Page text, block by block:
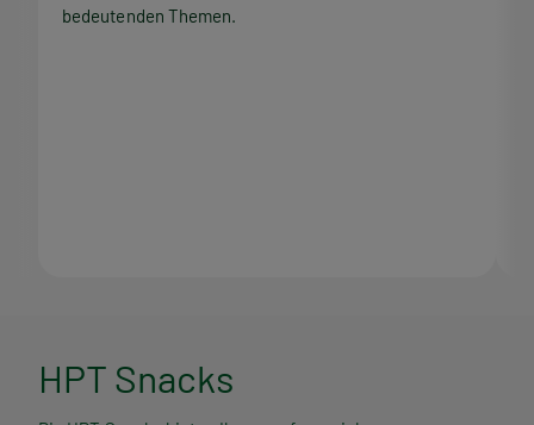
bedeutenden Themen.
HHPT Snacks